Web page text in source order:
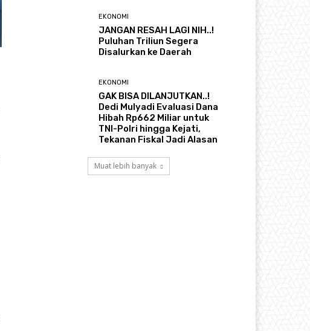
EKONOMI
JANGAN RESAH LAGI NIH..!
Puluhan Triliun Segera
Disalurkan ke Daerah
EKONOMI
GAK BISA DILANJUTKAN..!
Dedi Mulyadi Evaluasi Dana
Hibah Rp662 Miliar untuk
TNI-Polri hingga Kejati,
Tekanan Fiskal Jadi Alasan
Muat lebih banyak